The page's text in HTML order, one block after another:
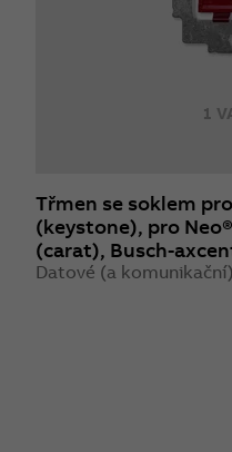
1
Třmen se soklem
(keystone), pro
(carat), Busch-
Datové (a